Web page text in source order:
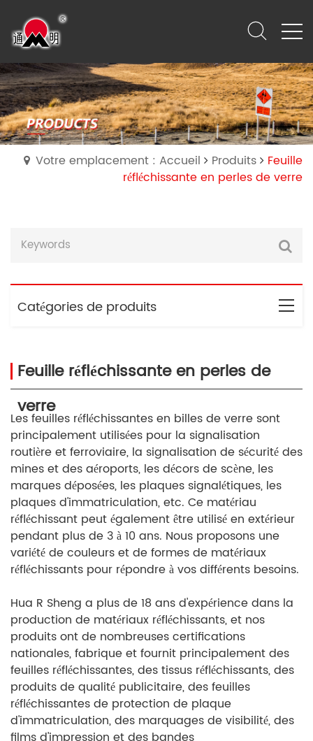
Votre emplacement : Accueil Produits
Feuille
réfléchissante en perles de verre
Catégories de produits
Feuille réfléchissante en perles de
verre
Les feuilles réfléchissantes en billes de verre sont
principalement utilisées pour la signalisation
routière et ferroviaire, la signalisation de sécurité des
mines et des aéroports, les décors de scène, les
marques déposées, les plaques signalétiques, les
plaques d'immatriculation, etc. Ce matériau
réfléchissant peut également être utilisé en extérieur
pendant plus de 3 à 10 ans. Nous proposons une
variété de couleurs et de formes de matériaux
réfléchissants pour répondre à vos différents besoins.
Hua R Sheng a plus de 18 ans d'expérience dans la
production de matériaux réfléchissants, et nos
produits ont de nombreuses certifications
nationales, fabrique et fournit principalement des
feuilles réfléchissantes, des tissus réfléchissants, des
produits de qualité publicitaire, des feuilles
réfléchissantes de protection de plaque
d'immatriculation, des marquages ​​de visibilité, des
films d'impression et des bandes